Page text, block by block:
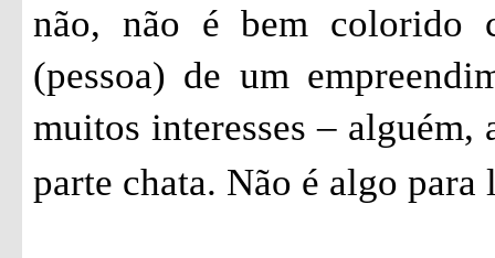
não, não é bem colorido
(pessoa) de um
muitos interesses –
parte chata. Não é algo para